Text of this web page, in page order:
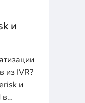
и
из IVR?
и
в